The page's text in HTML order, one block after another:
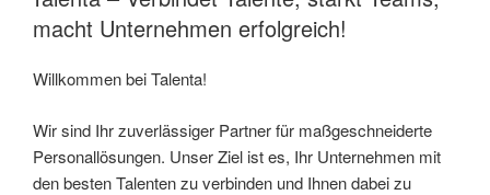
macht Unternehmen erfolgreich!
Willkommen bei Talenta!
Wir sind Ihr zuverlässiger Partner für maßgeschneiderte
Personallösungen. Unser Ziel ist es, Ihr Unternehmen mit
den besten Talenten zu verbinden und Ihnen dabei zu